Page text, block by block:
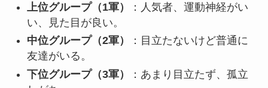
上位グループ（1軍）
：人気者、運動神経がい
い、見た目が良い。
中位グループ（2軍）
：目立たないけど普通に
友達がいる。
下位グループ（3軍）
：あまり目立たず、孤立